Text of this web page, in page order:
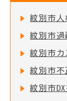
紋別市不
紋別市